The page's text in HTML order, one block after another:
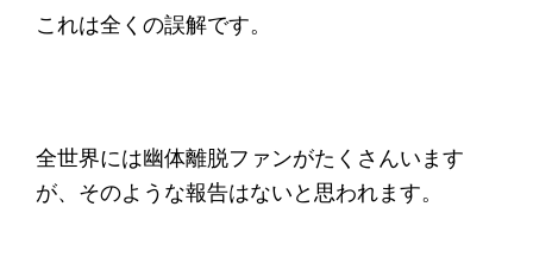
これは全くの誤解です。
全世界には幽体離脱ファンがたくさんいます
が、そのような報告はないと思われます。